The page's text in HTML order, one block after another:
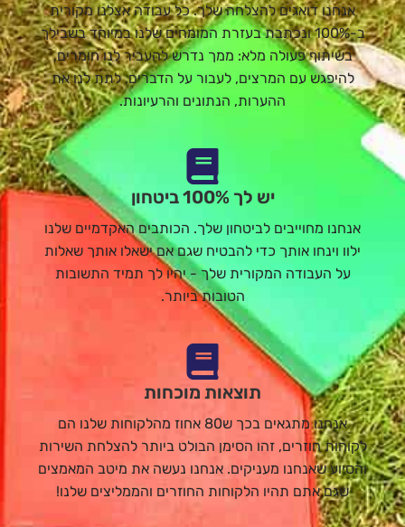
אנחנו דואגים להצלחה שלך. כל עבודה אצלנו מקורית
ב-100% ונכתבת בעזרת המומחים שלנו במיוחד בשבילך
בשיתוף פעולה מלא: ממך נדרש להעביר לנו חומרים,
להיפגש עם המרצים, לעבור על הדברים, לתת לנו את
ההערות, הנתונים והרעיונות.
יש לך 100% ביטחון
אנחנו מחוייבים לביטחון שלך. הכותבים האקדמיים שלנו
ילוו וינחו אותך כדי להבטיח שגם אם ישאלו אותך שאלות
על העבודה המקורית שלך - יהיו לך תמיד התשובות
הטובות ביותר.
תוצאות מוכחות
אנחנו מתגאים בכך ש80 אחוז מהלקוחות שלנו הם
לקוחות חוזרים, זהו הסימן הבולט ביותר להצלחת השירות
והסיוע שאנחנו מעניקים. אנחנו נעשה את מיטב המאמצים
שגם אתם תהיו הלקוחות החוזרים והממליצים שלנו!